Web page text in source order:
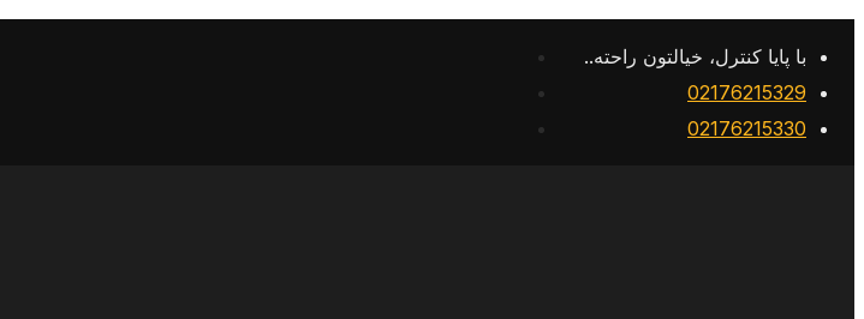
با پایا کنترل، خیالتون راحته..
02176215329
02176215330